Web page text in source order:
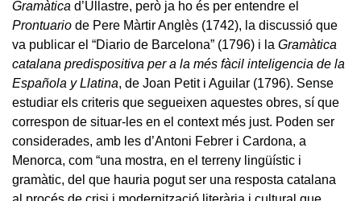
Gramàtica d’Ullastre, però ja ho és per entendre el
Prontuario de Pere Màrtir Anglès (1742), la discussió que
va publicar el “Diario de Barcelona” (1796) i la Gramàtica
catalana predispositiva per a la més fàcil inteligencia de la
Española y Llatina, de Joan Petit i Aguilar (1796). Sense
estudiar els criteris que segueixen aquestes obres, sí que
correspon de situar-les en el context més just. Poden ser
considerades, amb les d’Antoni Febrer i Cardona, a
Menorca, com “una mostra, en el terreny lingüístic i
gramàtic, del que hauria pogut ser una resposta catalana